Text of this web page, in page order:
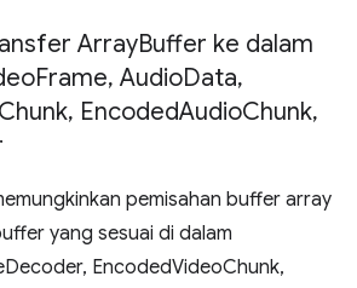
ArrayBuffer ke dalam
Frame, AudioData,
Chunk, EncodedAudioChunk,
pemisahan buffer array
yang sesuai di dalam
EncodedVideoChunk,